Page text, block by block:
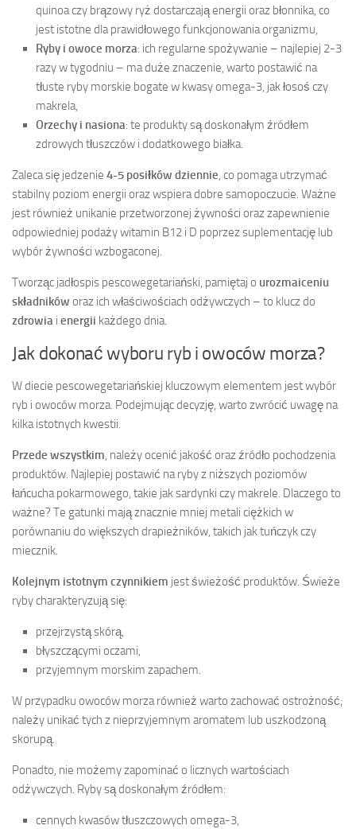
quinoa czy brązowy ryż dostarczają energii oraz błonnika, co
jest istotne dla prawidłowego funkcjonowania organizmu,
Ryby i owoce morza: ich regularne spożywanie – najlepiej 2-3
razy w tygodniu – ma duże znaczenie, warto postawić na
tłuste ryby morskie bogate w kwasy omega-3, jak łosoś czy
makrela,
Orzechy i nasiona: te produkty są doskonałym źródłem
zdrowych tłuszczów i dodatkowego białka.
Zaleca się jedzenie 4-5 posiłków dziennie, co pomaga utrzymać
stabilny poziom energii oraz wspiera dobre samopoczucie. Ważne
jest również unikanie przetworzonej żywności oraz zapewnienie
odpowiedniej podaży witamin B12 i D poprzez suplementację lub
wybór żywności wzbogaconej.
Tworząc jadłospis pescowegetariański, pamiętaj o urozmaiceniu
składników oraz ich właściwościach odżywczych – to klucz do
zdrowia i energii każdego dnia.
Jak dokonać wyboru ryb i owoców morza?
W diecie pescowegetariańskiej kluczowym elementem jest wybór
ryb i owoców morza. Podejmując decyzję, warto zwrócić uwagę na
kilka istotnych kwestii.
Przede wszystkim, należy ocenić jakość oraz źródło pochodzenia
produktów. Najlepiej postawić na ryby z niższych poziomów
łańcucha pokarmowego, takie jak sardynki czy makrele. Dlaczego to
ważne? Te gatunki mają znacznie mniej metali ciężkich w
porównaniu do większych drapieżników, takich jak tuńczyk czy
miecznik.
Kolejnym istotnym czynnikiem jest świeżość produktów. Świeże
ryby charakteryzują się:
przejrzystą skórą,
błyszczącymi oczami,
przyjemnym morskim zapachem.
W przypadku owoców morza również warto zachować ostrożność;
należy unikać tych z nieprzyjemnym aromatem lub uszkodzoną
skorupą.
Ponadto, nie możemy zapominać o licznych wartościach
odżywczych. Ryby są doskonałym źródłem:
cennych kwasów tłuszczowych omega-3,